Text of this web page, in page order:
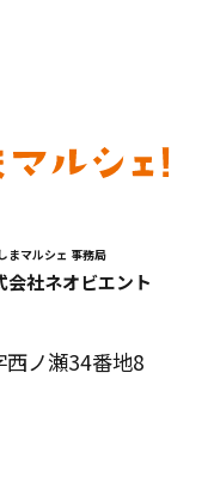
まマルシェ 事務局
会社ネオビエント
ノ瀬34番地8